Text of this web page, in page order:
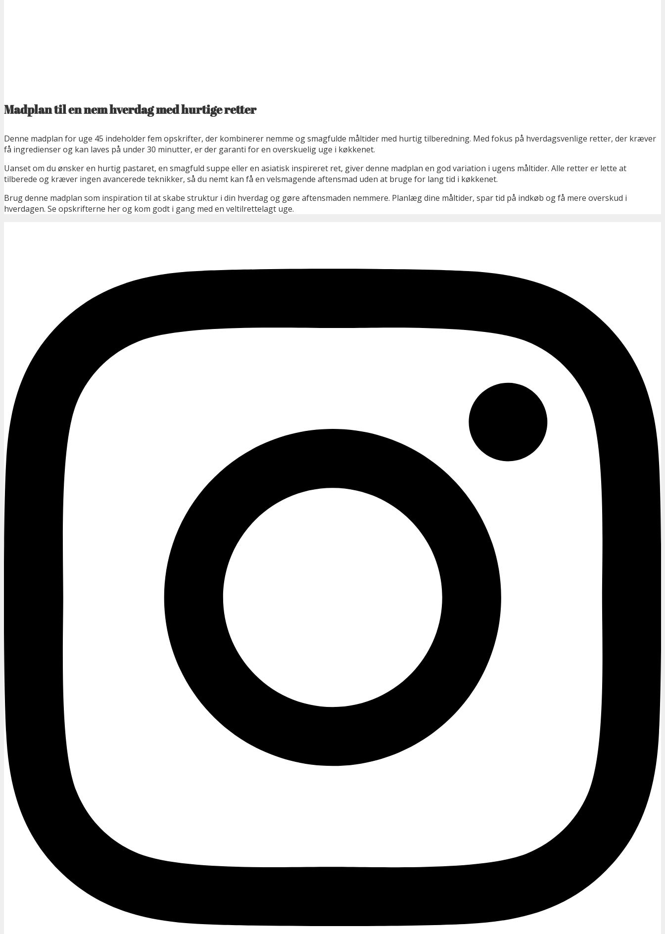
Madplan til en nem hverdag med hurtige retter
Denne madplan for uge 45 indeholder fem opskrifter, der kombinerer nemme og smagfulde måltider med hurtig tilberedning. Med fokus på hverdagsvenlige retter, der kræver
få ingredienser og kan laves på under 30 minutter, er der garanti for en overskuelig uge i køkkenet.
Uanset om du ønsker en hurtig pastaret, en smagfuld suppe eller en asiatisk inspireret ret, giver denne madplan en god variation i ugens måltider. Alle retter er lette at
tilberede og kræver ingen avancerede teknikker, så du nemt kan få en velsmagende aftensmad uden at bruge for lang tid i køkkenet.
Brug denne madplan som inspiration til at skabe struktur i din hverdag og gøre aftensmaden nemmere. Planlæg dine måltider, spar tid på indkøb og få mere overskud i
hverdagen. Se opskrifterne her og kom godt i gang med en veltilrettelagt uge.